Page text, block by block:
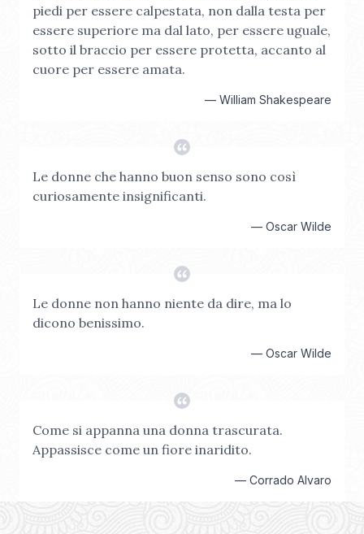
piedi per essere calpestata, non dalla testa per
essere superiore ma dal lato, per essere uguale,
sotto il braccio per essere protetta, accanto al
cuore per essere amata.
— William Shakespeare
Le donne che hanno buon senso sono così
curiosamente insignificanti.
— Oscar Wilde
Le donne non hanno niente da dire, ma lo
dicono benissimo.
— Oscar Wilde
Come si appanna una donna trascurata.
Appassisce come un fiore inaridito.
— Corrado Alvaro